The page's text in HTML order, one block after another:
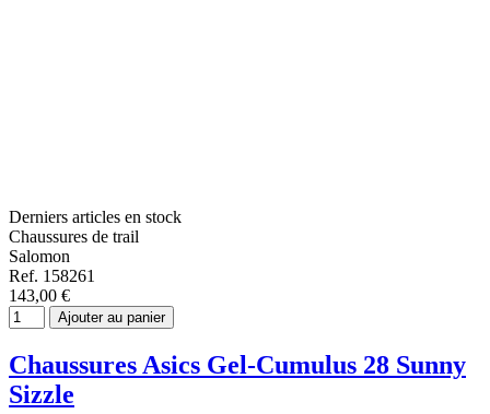
Derniers articles en stock
Chaussures de trail
Salomon
Ref. 158261
143,00 €
Ajouter au panier
Chaussures Asics Gel-Cumulus 28 Sunny
Sizzle